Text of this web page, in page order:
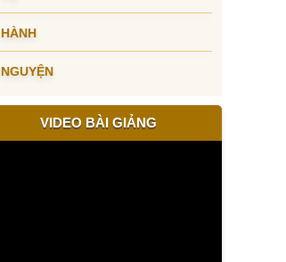
HÀNH
NGUYỆN
VIDEO BÀI GIẢNG